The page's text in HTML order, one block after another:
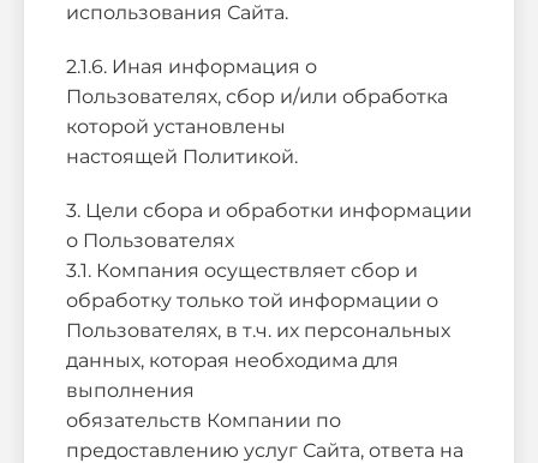
использования Сайта.
2.1.6. Иная информация о
Пользователях, сбор и/или обработка
которой установлены
настоящей Политикой.
3. Цели сбора и обработки информации
о Пользователях
3.1. Компания осуществляет сбор и
обработку только той информации о
Пользователях, в т.ч. их персональных
данных, которая необходима для
выполнения
обязательств Компании по
предоставлению услуг Сайта, ответа на